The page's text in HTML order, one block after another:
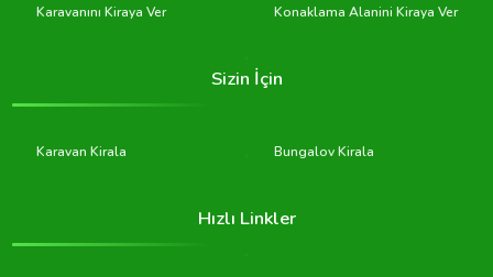
Karavanını Kiraya Ver Konaklama Alanini Kiraya Ver
Sizin İçin
Karavan Kirala Bungalov Kirala
Hızlı Linkler